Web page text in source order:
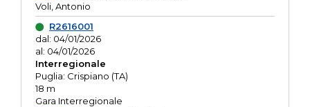
Voli, Antonio
R2616001
dal: 04/01/2026
al: 04/01/2026
Interregionale
Puglia: Crispiano (TA)
18 m
Gara Interregionale